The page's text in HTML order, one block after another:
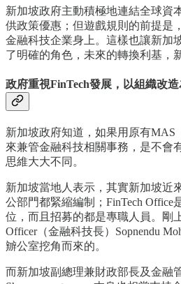
新加坡政府主動積極地連結全球資
供政策優惠；但遊戲規則的前提是
金融科技企業身上。這樣也讓新加
了明確的角色，未來的轉換利基，
政府重視FinTech發展，以組織改
新加坡政府知道，如果用原有MAS
來兼管金融科技相關事務，是不會
思維大大不同。
新加坡當地人表示，其實新加坡近
公部門都緊縮編制；FinTech Office
位，而且招募的都是專職人員。剛
Officer（金融科技長）Sopnendu
辧公室挖角而來的。
而新加坡副總理兼財政部長及金融